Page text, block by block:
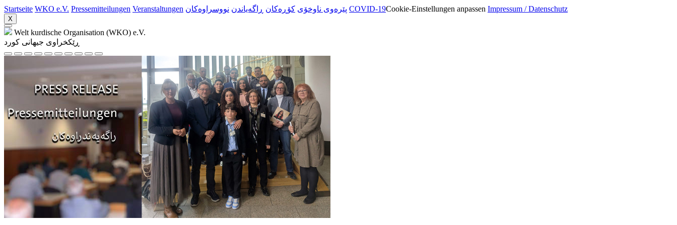
Startseite WKO e.V. Pressemitteilungen Veranstaltungen پێرەوی ناوخۆی کۆڕەکان ڕاگەیاندن نووسراوه‌کان COVID-19Cookie-Einstellungen anpassen Impressum / Datenschutz
X
Welt kurdische Organisation (WKO) e.V.
ڕێکخراوی جیهانی کورد